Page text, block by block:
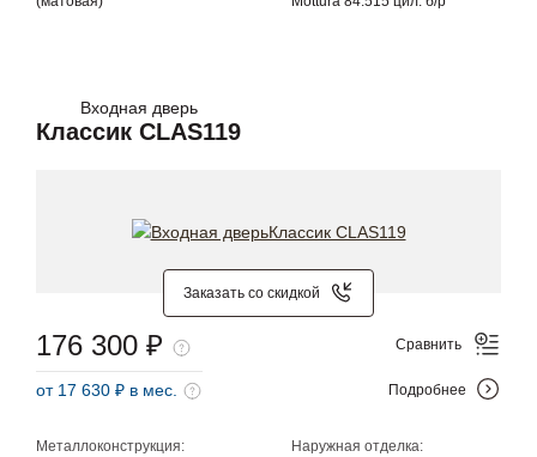
Входная дверь
Классик CLAS119
Заказать со скидкой
Металлоконструкция:
Наружная отделка:
176 300 ₽
от 17 630 ₽ в мес.
Сравнить
Подробнее